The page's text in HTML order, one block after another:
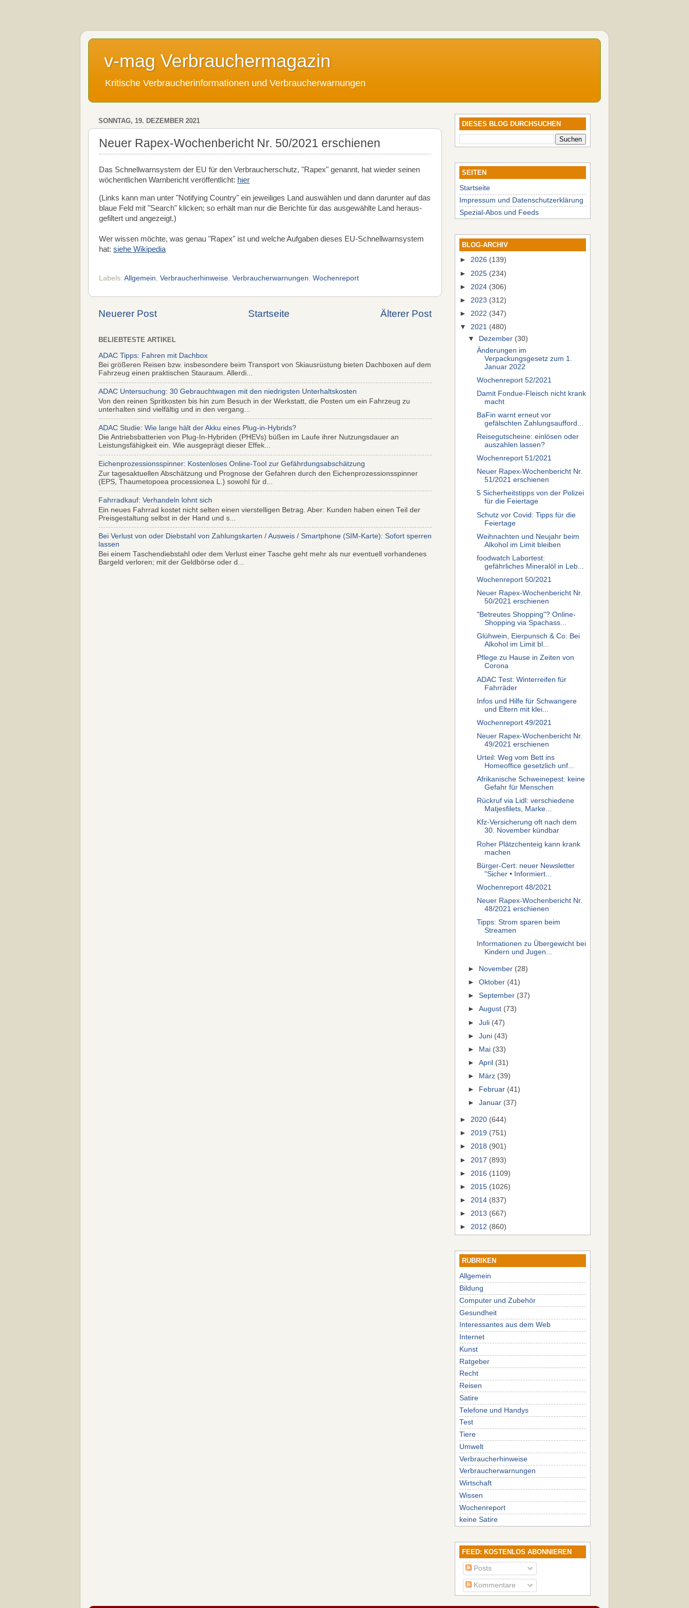
v-mag Verbrauchermagazin
Kritische Verbraucherinformationen und Verbraucherwarnungen
SONNTAG, 19. DEZEMBER 2021
Neuer Rapex-Wochenbericht Nr. 50/2021 erschienen
Das Schnellwarnsystem der EU für den Verbraucherschutz, "Rapex" genannt, hat wieder seinen
wöchentlichen Warnbericht veröffentlicht: hier
(Links kann man unter "Notifying Country" ein jeweiliges Land auswählen und dann darunter auf das
blaue Feld mit "Search" klicken; so erhält man nur die Berichte für das ausgewählte Land heraus-
gefiltert und angezeigt.)
Wer wissen möchte, was genau "Rapex" ist und welche Aufgaben dieses EU-Schnellwarnsystem
hat: siehe Wikipedia
Labels: Allgemein Verbraucherhinweise Verbraucherwarnungen Wochenreport
Neuerer Post Älterer Post
Startseite
BELIEBTESTE ARTIKEL
ADAC Tipps: Fahren mit Dachbox
Bei größeren Reisen bzw. insbesondere beim Transport von Skiausrüstung bieten Dachboxen auf dem
Fahrzeug einen praktischen Stauraum. Allerdi...
ADAC Untersuchung: 30 Gebrauchtwagen mit den niedrigsten Unterhaltskosten
Von den reinen Spritkosten bis hin zum Besuch in der Werkstatt, die Posten um ein Fahrzeug zu
unterhalten sind vielfältig und in den vergang...
ADAC Studie: Wie lange hält der Akku eines Plug-in-Hybrids?
Die Antriebsbatterien von Plug-In-Hybriden (PHEVs) büßen im Laufe ihrer Nutzungsdauer an
Leistungsfähigkeit ein. Wie ausgeprägt dieser Effek...
Eichenprozessionsspinner: Kostenloses Online-Tool zur Gefährdungsabschätzung
Zur tagesaktuellen Abschätzung und Prognose der Gefahren durch den Eichenprozessionsspinner
(EPS, Thaumetopoea processionea L.) sowohl für d...
Fahrradkauf: Verhandeln lohnt sich
Ein neues Fahrrad kostet nicht selten einen vierstelligen Betrag. Aber: Kunden haben einen Teil der
Preisgestaltung selbst in der Hand und s...
Bei Verlust von oder Diebstahl von Zahlungskarten / Ausweis / Smartphone (SIM-Karte): Sofort sperren
lassen
Bei einem Taschendiebstahl oder dem Verlust einer Tasche geht mehr als nur eventuell vorhandenes
Bargeld verloren; mit der Geldbörse oder d...
DIESES BLOG DURCHSUCHEN
SEITEN
Startseite
Impressum und Datenschutzerklärung
Spezial-Abos und Feeds
BLOG-ARCHIV
► 2026 (139)
► 2025 (234)
► 2024 (306)
► 2023 (312)
► 2022 (347)
▼ 2021 (480)
▼
Dezember (30)
Änderungen im
Verpackungsgesetz zum 1.
Januar 2022
Wochenreport 52/2021
Damit Fondue-Fleisch nicht krank
macht
BaFin warnt erneut vor
gefälschten Zahlungsaufford...
Reisegutscheine: einlösen oder
auszahlen lassen?
Wochenreport 51/2021
Neuer Rapex-Wochenbericht Nr.
51/2021 erschienen
5 Sicherheitstipps von der Polizei
für die Feiertage
Schutz vor Covid: Tipps für die
Feiertage
Weihnachten und Neujahr beim
Alkohol im Limit bleiben
foodwatch Labortest:
gefährliches Mineralöl in Leb...
Wochenreport 50/2021
Neuer Rapex-Wochenbericht Nr.
50/2021 erschienen
"Betreutes Shopping"? Online-
Shopping via Spachass...
Glühwein, Eierpunsch & Co: Bei
Alkohol im Limit bl...
Pflege zu Hause in Zeiten von
Corona
ADAC Test: Winterreifen für
Fahrräder
Infos und Hilfe für Schwangere
und Eltern mit klei...
Wochenreport 49/2021
Neuer Rapex-Wochenbericht Nr.
49/2021 erschienen
Urteil: Weg vom Bett ins
Homeoffice gesetzlich unf...
Afrikanische Schweinepest: keine
Gefahr für Menschen
Rückruf via Lidl: verschiedene
Matjesfilets, Marke...
Kfz-Versicherung oft nach dem
30. November kündbar
Roher Plätzchenteig kann krank
machen
Bürger-Cert: neuer Newsletter
"Sicher • Informiert...
Wochenreport 48/2021
Neuer Rapex-Wochenbericht Nr.
48/2021 erschienen
Tipps: Strom sparen beim
Streamen
Informationen zu Übergewicht bei
Kindern und Jugen...
► November (28)
►Oktober (41)
►September (37)
►August (73)
►Juli (47)
►Juni (43)
►
Mai (33)
►April (31)
►
März (39)
►
Februar (41)
►Januar (37)
► 2020 (644)
► 2019 (751)
► 2018 (901)
► 2017 (893)
► 2016 (1109)
► 2015 (1026)
► 2014 (837)
► 2013 (667)
► 2012 (860)
RUBRIKEN
Allgemein
Bildung
Computer und Zubehör
Gesundheit
Interessantes aus dem Web
Internet
Kunst
Ratgeber
Recht
Reisen
Satire
Telefone und Handys
Test
Tiere
Umwelt
Verbraucherhinweise
Verbraucherwarnungen
Wirtschaft
Wissen
Wochenreport
keine Satire
FEED: KOSTENLOS ABONNIEREN
Posts
Kommentare